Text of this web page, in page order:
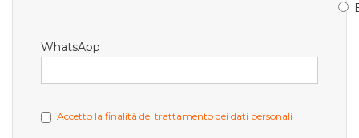
WhatsApp
Accetto la finalità del trattamento dei dati personali